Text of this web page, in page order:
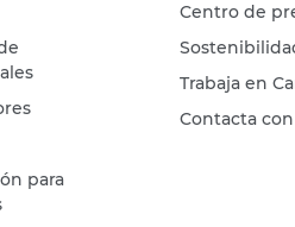
para
Centro de
Trabaja en
Contacta